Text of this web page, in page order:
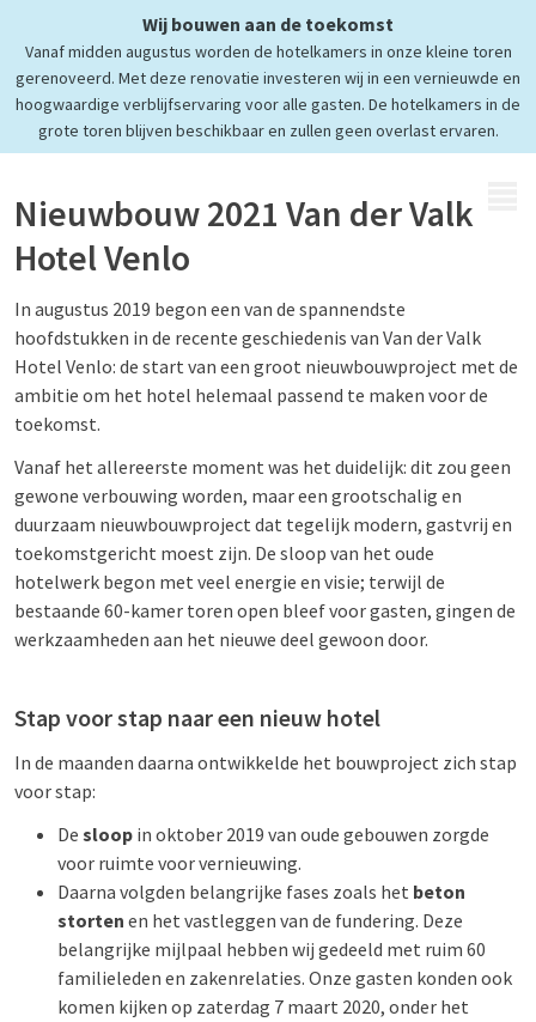
Wij bouwen aan de toekomst
Vanaf midden augustus worden de hotelkamers in onze kleine toren
gerenoveerd. Met deze renovatie investeren wij in een vernieuwde en
hoogwaardige verblijfservaring voor alle gasten. De hotelkamers in de
grote toren blijven beschikbaar en zullen geen overlast ervaren.
Nieuwbouw 2021
Van der Valk Hotel Venlo
Nieuwbouw 2021 Van der Valk
Hotel Venlo
In augustus 2019 begon een van de spannendste
hoofdstukken in de recente geschiedenis van Van der Valk
Hotel Venlo: de start van een groot nieuwbouwproject met de
ambitie om het hotel helemaal passend te maken voor de
toekomst.
Vanaf het allereerste moment was het duidelijk: dit zou geen
gewone verbouwing worden, maar een grootschalig en
duurzaam nieuwbouwproject dat tegelijk modern, gastvrij en
toekomstgericht moest zijn. De sloop van het oude
hotelwerk begon met veel energie en visie; terwijl de
bestaande 60-kamer toren open bleef voor gasten, gingen de
werkzaamheden aan het nieuwe deel gewoon door.
Stap voor stap naar een nieuw hotel
In de maanden daarna ontwikkelde het bouwproject zich stap
voor stap:
De sloop in oktober 2019 van oude gebouwen zorgde
voor ruimte voor vernieuwing.
Daarna volgden belangrijke fases zoals het beton
storten en het vastleggen van de fundering. Deze
belangrijke mijlpaal hebben wij gedeeld met ruim 60
familieleden en zakenrelaties. Onze gasten konden ook
komen kijken op zaterdag 7 maart 2020, onder het